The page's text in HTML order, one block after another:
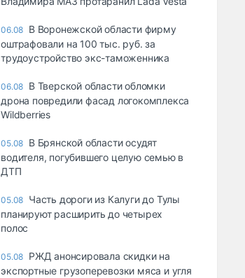
06.08 В Воронежской области фирму
оштрафовали на 100 тыс. руб. за
трудоустройство экс-таможенника
06.08 В Тверской области обломки
дрона повредили фасад логокомплекса
Wildberries
05.08 В Брянской области осудят
водителя, погубившего целую семью в
ДТП
05.08 Часть дороги из Калуги до Тулы
планируют расширить до четырех
полос
05.08 РЖД анонсировала скидки на
экспортные грузоперевозки мяса и угля